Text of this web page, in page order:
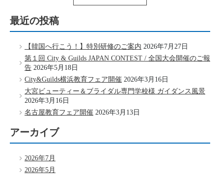
最近の投稿
【韓国へ行こう！】特別研修のご案内 2026年7月27日
第１回 City & Guilds JAPAN CONTEST / 全国大会開催のご報
告 2026年5月18日
City&Guilds横浜教育フェア開催 2026年3月16日
大宮ビューティー＆ブライダル専門学校様 ガイダンス風景
2026年3月16日
名古屋教育フェア開催 2026年3月13日
アーカイブ
2026年7月
2026年5月